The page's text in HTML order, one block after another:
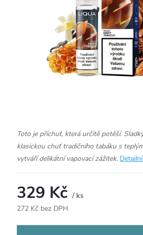
Toto je příchuť, která určitě potěší.
klasickou chuť tradičního tabáku s
vytváří delikátní vapovací zážitek.
329 Kč/ ks
272 Kč bez DPH